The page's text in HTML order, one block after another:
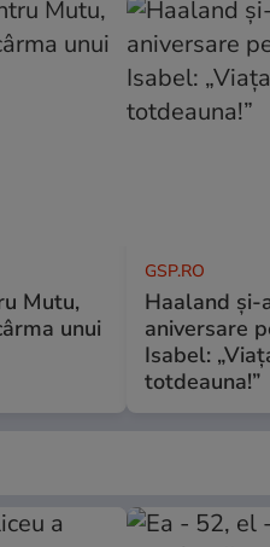
Mutu,
unui
GSP.RO
Haaland
aniversare
Isabel:
totdeauna!”